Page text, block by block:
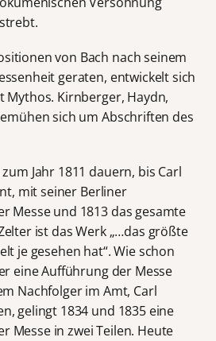
von Bach nach seinem
geraten, entwickelt sich
Mythos. Kirnberger, Haydn,
sich um Abschriften des
Jahr 1811 dauern, bis Carl
mit seiner Berliner
Messe und 1813 das gesamte
ist das Werk „…das größte
je gesehen hat“. Wie schon
eine Aufführung der Messe
Nachfolger im Amt, Carl
gelingt 1834 und 1835 eine
Messe in zwei Teilen. Heute